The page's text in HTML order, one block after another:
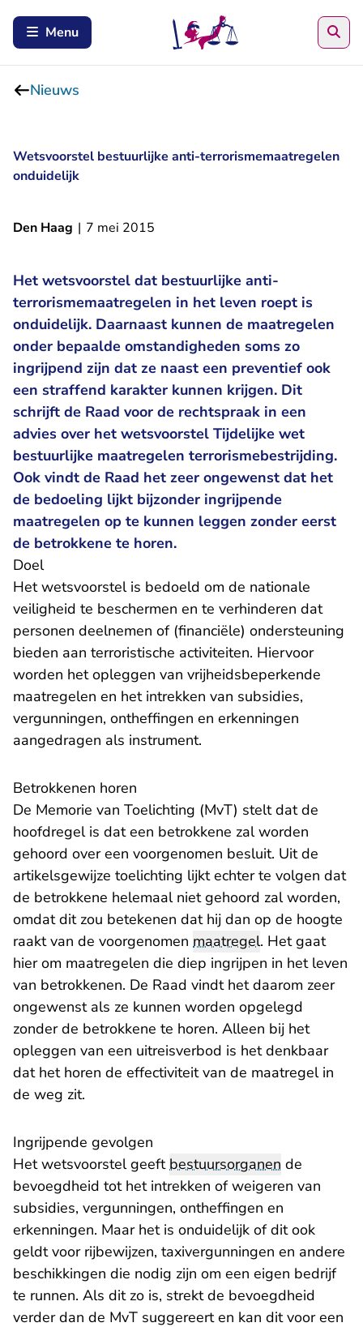
Menu
Nieuws
Wetsvoorstel bestuurlijke anti-terrorismemaatregelen
onduidelijk
Den Haag | 7 mei 2015
Het wetsvoorstel dat bestuurlijke anti-
terrorismemaatregelen in het leven roept is
onduidelijk. Daarnaast kunnen de maatregelen
onder bepaalde omstandigheden soms zo
ingrijpend zijn dat ze naast een preventief ook
een straffend karakter kunnen krijgen. Dit
schrijft de Raad voor de rechtspraak in een
advies over het wetsvoorstel Tijdelijke wet
bestuurlijke maatregelen terrorismebestrijding.
Ook vindt de Raad het zeer ongewenst dat het
de bedoeling lijkt bijzonder ingrijpende
maatregelen op te kunnen leggen zonder eerst
de betrokkene te horen.
Doel
Het wetsvoorstel is bedoeld om de nationale
veiligheid te beschermen en te verhinderen dat
personen deelnemen of (financiële) ondersteuning
bieden aan terroristische activiteiten. Hiervoor
worden het opleggen van vrijheidsbeperkende
maatregelen en het intrekken van subsidies,
vergunningen, ontheffingen en erkenningen
aangedragen als instrument.
Betrokkenen horen
De Memorie van Toelichting (MvT) stelt dat de
hoofdregel is dat een betrokkene zal worden
gehoord over een voorgenomen besluit. Uit de
artikelsgewijze toelichting lijkt echter te volgen dat
de betrokkene helemaal niet gehoord zal worden,
omdat dit zou betekenen dat hij dan op de hoogte
raakt van de voorgenomen maatregel. Het gaat
hier om maatregelen die diep ingrijpen in het leven
van betrokkenen. De Raad vindt het daarom zeer
ongewenst als ze kunnen worden opgelegd
zonder de betrokkene te horen. Alleen bij het
opleggen van een uitreisverbod is het denkbaar
dat het horen de effectiviteit van de maatregel in
de weg zit.
Ingrijpende gevolgen
Het wetsvoorstel geeftbestuursorganen de
bevoegdheid tot het intrekken of weigeren van
subsidies, vergunningen, ontheffingen en
erkenningen. Maar het is onduidelijk of dit ook
geldt voor rijbewijzen, taxivergunningen en andere
beschikkingen die nodig zijn om een eigen bedrijf
te runnen. Als dit zo is, strekt de bevoegdheid
verder dan de MvT suggereert en kan dit voor een